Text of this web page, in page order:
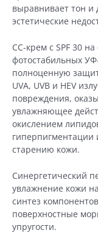
выравнивает тон и
эстетические
СС-крем с SPF 30
фотостабильных
полноценную
UVA, UVB и HEV
повреждения,
увлажняющее
окислением
гиперпигментации
старению кожи.
Синергетический
увлажнение кожи
синтез
поверхностные
упругости.